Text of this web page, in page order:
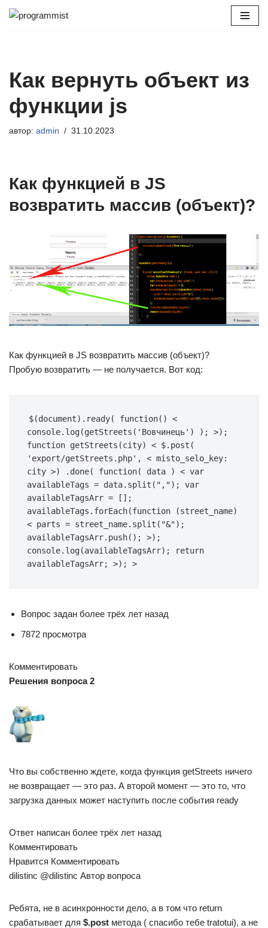
Как вернуть объект из
функции js
автор: admin 31.10.2023
Как функцией в JS
возвратить массив (объект)?
Как функцией в JS возвратить массив (объект)?
Пробую возвратить — не получается. Вот код:
$(document).ready( function() <
console.log(getStreets('Вовчинець') ); >);
function getStreets(city) < $.post(
'export/getStreets.php', < misto_selo_key:
city >) .done( function( data ) < var
availableTags = data.split(","); var
availableTagsArr = [];
availableTags.forEach(function (street_name)
< parts = street_name.split("&");
availableTagsArr.push(); >);
console.log(availableTagsArr); return
availableTagsArr; >); >
Вопрос задан более трёх лет назад
7872 просмотра
Комментировать
Решения вопроса 2
Что вы собственно ждете, когда функция getStreets ничего
не возвращает — это раз. А второй момент — это то, что
загрузка данных может наступить после события ready
Ответ написан более трёх лет назад
Комментировать
Нравится Комментировать
dilistinc @dilistinc Автор вопроса
Ребята, не в асинхронности дело, а в том что return
срабатывает для $.post метода ( спасибо тебе tratotui), а не